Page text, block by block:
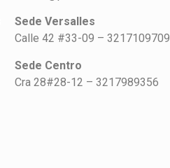
Sede Versalles
Calle 42 #33-09 – 3217109709
Sede Centro
Cra 28#28-12 – 3217989356